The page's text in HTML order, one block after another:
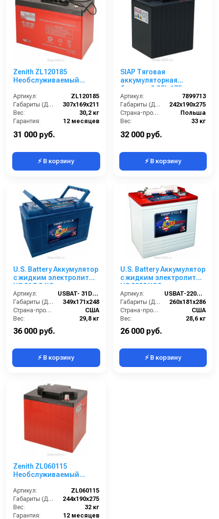
Zenith ZL120185
Необслуживаемый
Артикул:
ZL120185
Габариты (ДхШхВ):
307х169х211
Вес:
30,2 кг
Гарантия:
12 месяцев
31 000 руб.
⚡ В корзину
SIAP Тяговая
аккумуляторная
батарея 3 GEL 175
Артикул:
7899713
Габариты (ДхШхВ):
242х190х275
Страна-производитель:
Польша
Вес:
33 кг
32 000 руб.
⚡ В корзину
U.S. Battery Аккумулятор
с жидким электролитом
US 31 DC XC
Артикул:
USBAT- 31DC-XC
Габариты (ДхШхВ):
349х171х248
Страна-производитель:
США
Вес:
29,8 кг
36 000 руб.
⚡ В корзину
U.S. Battery Аккумулятор
с жидким электролитом
US 2200 XC2
Артикул:
USBAT-2200XC2
Габариты (ДхШхВ):
260x181x286
Страна-производитель:
США
Вес:
28,6 кг
26 000 руб.
⚡ В корзину
Zenith ZL060115
Необслуживаемый
Артикул:
ZL060115
Габариты (ДхШхВ):
244х190х275
Вес:
32 кг
Гарантия:
12 месяцев